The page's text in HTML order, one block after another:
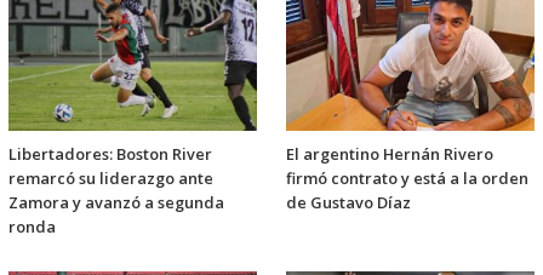
Libertadores: Boston River
remarcó su liderazgo ante
Zamora y avanzó a segunda
ronda
El argentino Hernán Rivero
firmó contrato y está a la orden
de Gustavo Díaz